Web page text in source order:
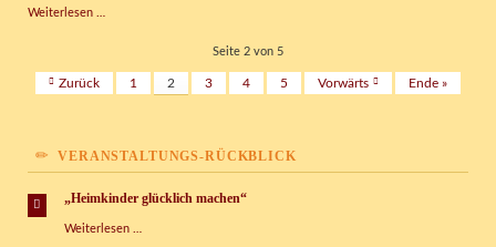
Weiterlesen …
Glanz
Seite 2 von 5
Zurück 1 2 3 4 5 Vorwärts Ende »
VERANSTALTUNGS-RÜCKBLICK
„Heimkinder glücklich machen“
Weiterlesen …